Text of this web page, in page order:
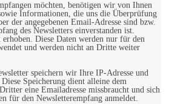
möchten, benötigen wir von Ihnen
Informationen, die uns die Überprüfung
der angegebenen Email-Adresse sind bzw.
des Newsletters einverstanden ist.
Diese Daten werden nur für den
und werden nicht an Dritte weiter
speichern wir Ihre IP-Adresse und
Speicherung dient alleine dem
eine Emailadresse missbraucht und sich
für den Newsletterempfang anmeldet.